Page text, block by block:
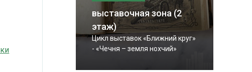
выставочная зона (2
этаж)
Цикл выставок «Ближний круг»
- «Чечня – земля нохчий»